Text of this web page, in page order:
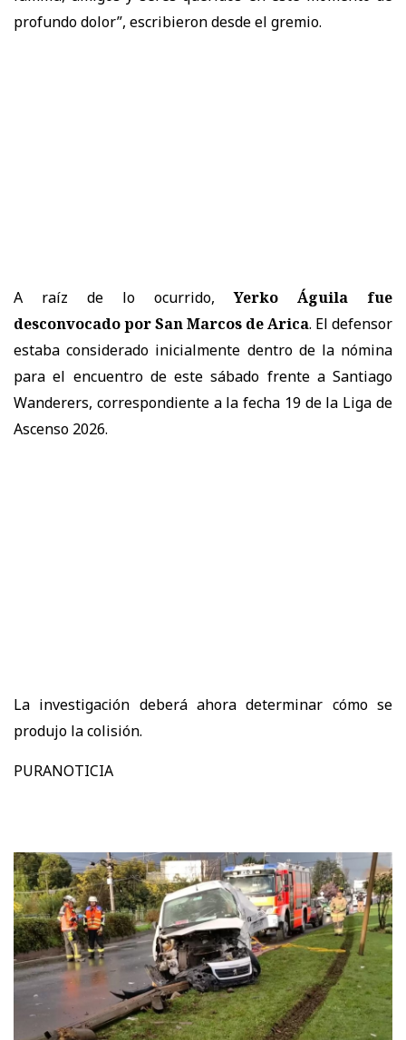
profundo dolor”, escribieron desde el gremio.
A raíz de lo ocurrido,Yerko Águila fue
desconvocado por San Marcos de Arica. El defensor
estaba considerado inicialmente dentro de la nómina
para el encuentro de este sábado frente a Santiago
Wanderers, correspondiente a la fecha 19 de la Liga de
Ascenso 2026.
La investigación deberá ahora determinar cómo se
produjo la colisión.
PURANOTICIA